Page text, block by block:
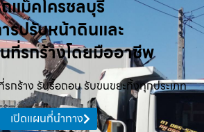
แม็คโครชลบุรี
รปรับหน้าดินและ
ที่รกร้างโดยมืออาชีพ
กร้าง รับรื้อถอน รับขนขยะทิ้งทุกประเภท
เปิดแผนที่นำทาง